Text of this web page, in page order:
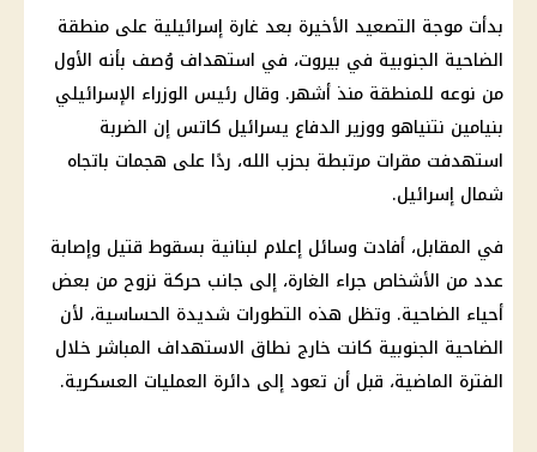
بدأت موجة التصعيد الأخيرة بعد غارة إسرائيلية على منطقة
الضاحية الجنوبية في بيروت، في استهداف وُصف بأنه الأول
من نوعه للمنطقة منذ أشهر. وقال رئيس الوزراء الإسرائيلي
بنيامين نتنياهو ووزير الدفاع يسرائيل كاتس إن الضربة
استهدفت مقرات مرتبطة بحزب الله، ردًا على هجمات باتجاه
شمال إسرائيل.
في المقابل، أفادت وسائل إعلام لبنانية بسقوط قتيل وإصابة
عدد من الأشخاص جراء الغارة، إلى جانب حركة نزوح من بعض
أحياء الضاحية. وتظل هذه التطورات شديدة الحساسية، لأن
الضاحية الجنوبية كانت خارج نطاق الاستهداف المباشر خلال
الفترة الماضية، قبل أن تعود إلى دائرة العمليات العسكرية.